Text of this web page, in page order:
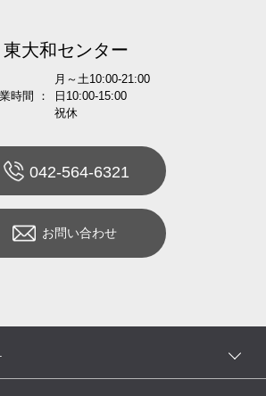
東大和センター
時間 ：
月～土10:00-21:00
日10:00-15:00
祝休
042-564-6321
お問い合わせ